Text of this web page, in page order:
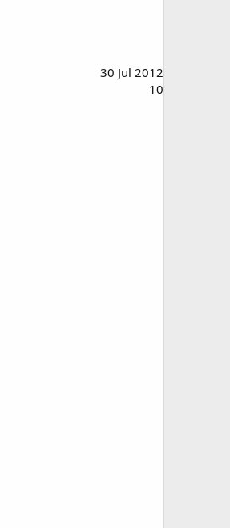
30 Jul 2012
10